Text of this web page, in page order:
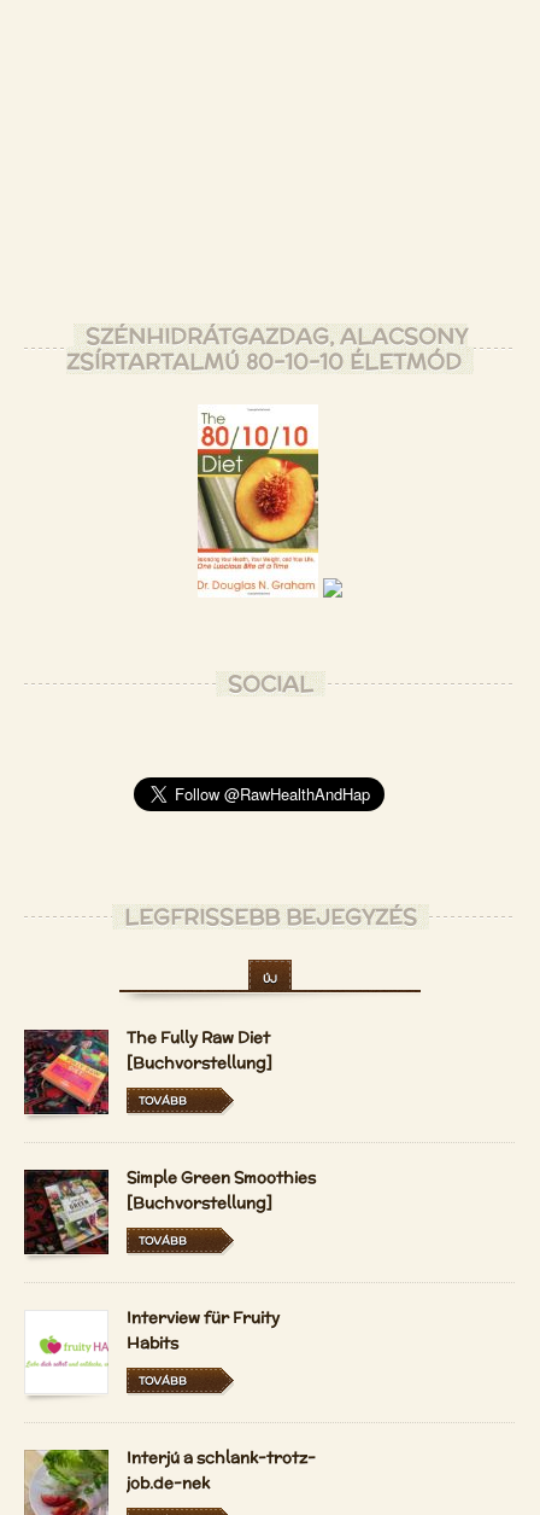
SZÉNHIDRÁTGAZDAG, ALACSONY
ZSÍRTARTALMÚ 80-10-10 ÉLETMÓD
SOCIAL
LEGFRISSEBB BEJEGYZÉS
ÚJ
The Fully Raw Diet
[Buchvorstellung]
TOVÁBB
Simple Green Smoothies
[Buchvorstellung]
TOVÁBB
Interview für Fruity
Habits
TOVÁBB
Interjú a schlank-trotz-
job.de-nek